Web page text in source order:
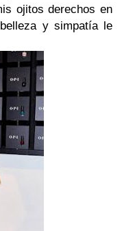
ojitos derechos en
y simpatía le